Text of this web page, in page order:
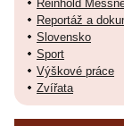
Reinhold
Reportáž a
Slovensko
Sport
Výškové práce
Zvířata